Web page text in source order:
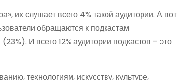
их слушает всего 4% такой аудитории. А вот
обращаются к подкастам
И всего 12% аудитории подкастов – это
технологиям, искусству, культуре,